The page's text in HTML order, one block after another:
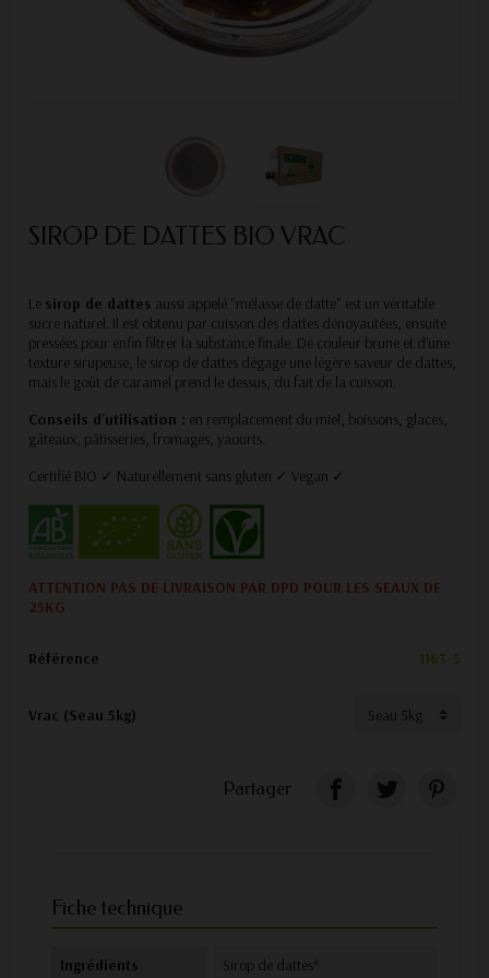
SIROP DE DATTES BIO VRAC
Le sirop de dattes aussi appelé "mélasse de datte" est un véritable
sucre naturel. Il est obtenu par cuisson des dattes dénoyautées, ensuite
pressées pour enfin filtrer la substance finale. De couleur brune et d'une
texture sirupeuse, le sirop de dattes dégage une légère saveur de dattes,
mais le goût de caramel prend le dessus, du fait de la cuisson.
Conseils d'utilisation : en remplacement du miel, boissons, glaces,
gâteaux, pâtisseries, fromages, yaourts.
Certifié BIO ✓ Naturellement sans gluten ✓ Vegan ✓
ATTENTION PAS DE LIVRAISON PAR DPD POUR LES SEAUX DE
25KG
Référence 1163-5
Vrac (Seau 5kg)
Partager
Fiche technique
Ingrédients Sirop de dattes*